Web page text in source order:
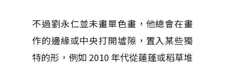
不過劉永仁並未畫單色畫，他總會在畫
作的邊緣或中央打開墟隙，置入某些獨
特的形，例如 2010 年代從蓮蓬或稻草堆